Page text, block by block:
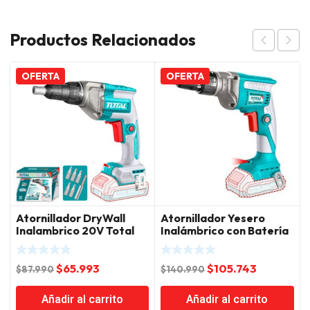
Productos Relacionados
OFERTA
Atornillador DryWall
Inalambrico 20V Total
$87.990El
precio
original
$65.993
precio
actual
Añadir al carrito
OFERTA
Atornillador Yesero
Inalámbrico con Batería
y Cargador Total
$140.990El
precio
original
$105.743
precio
actual
Añadir al carrito